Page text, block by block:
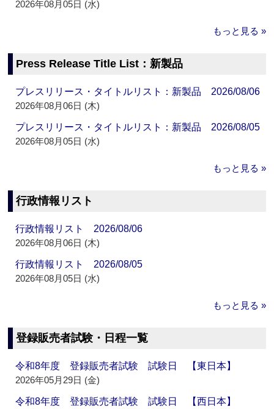
2026年08月05日 (水)
もっと見る »
Press Release Title List：新製品
プレスリリース・タイトルリスト：新製品 2026/08/06
2026年08月06日 (木)
プレスリリース・タイトルリスト：新製品 2026/08/05
2026年08月05日 (水)
もっと見る »
行政情報リスト
行政情報リスト 2026/08/06
2026年08月06日 (木)
行政情報リスト 2026/08/05
2026年08月05日 (水)
もっと見る »
登録販売者試験・日程一覧
令和8年度 登録販売者試験 試験日 【東日本】
2026年05月29日 (金)
令和8年度 登録販売者試験 試験日 【西日本】